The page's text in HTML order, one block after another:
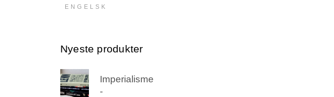
ENGELSK
Nyeste produkter
Imperialisme
-